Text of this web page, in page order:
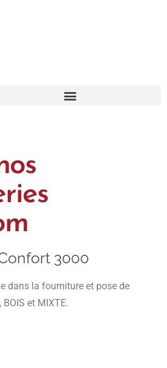
3000
dans la fourniture et pose de
BOIS et MIXTE.